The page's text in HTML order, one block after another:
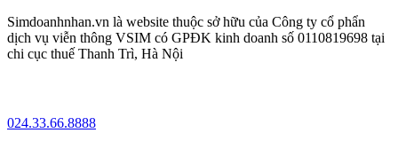
Simdoanhnhan.vn là website thuộc sở hữu của Công ty cổ phẩn
dịch vụ viễn thông VSIM có GPĐK kinh doanh số 0110819698 tại
chi cục thuế Thanh Trì, Hà Nội
024.33.66.8888